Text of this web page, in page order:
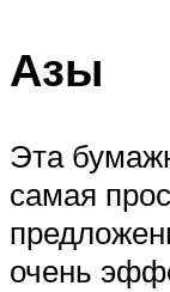
Азы
Эта
самая
очень